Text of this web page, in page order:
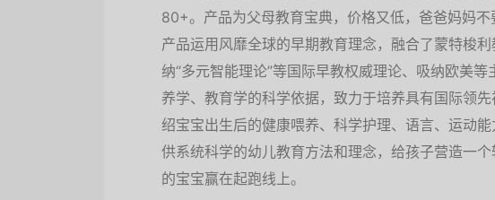
80+。产品为父母教育宝典，价格又低，爸爸妈妈
产品运用风靡全球的早期教育理念，融合了蒙特梭
纳“多元智能理论”等国际早教权威理论、吸纳欧美
养学、教育学的科学依据，致力于培养具有国际领
绍宝宝出生后的健康喂养、科学护理、语言、运动
供系统科学的幼儿教育方法和理念，给孩子营造一
的宝宝赢在起跑线上。